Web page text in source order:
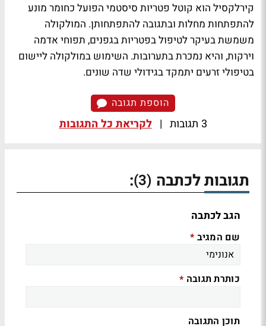
קירלקסיל הוא קוטל פטריות סיסטמי הפועל כחומר מונע
להתפתחות מחלות ובתגובה להתפתחותן. המולקולה
משמשת בעיקר לטיפול בפטריות בגפנים, תפוחי אדמה
וירקות, והיא נמכרת בתערובות. השימוש במולקולה ליישום
בטיפולי זרעים יתמקד בגידולי שדה שונים.
הוספת תגובה
3 תגובות | לקריאת כל התגובות
תגובות לכתבה (3)
:
הגב לכתבה
שם המגיב *
כותרת תגובה *
תוכן התגובה